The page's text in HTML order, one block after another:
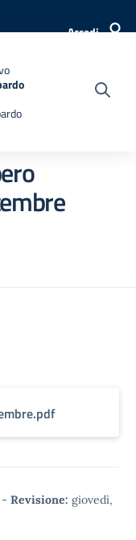
Accedi
- Revisione: giovedì,